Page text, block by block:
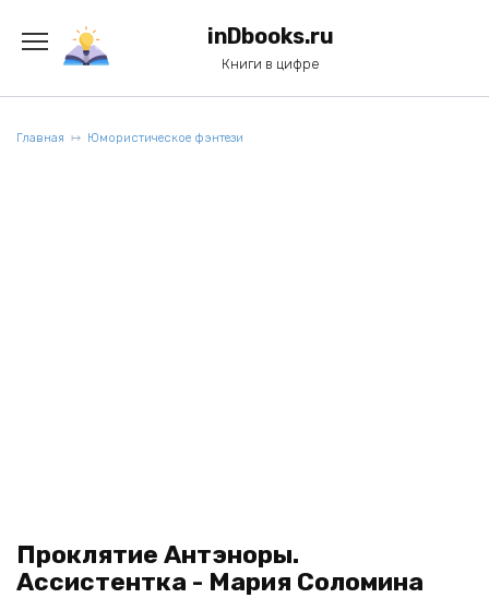
содержанию
inDbooks.ru
Книги в цифре
Главная Юмористическое фэнтези
Проклятие Антэноры.
Ассистентка - Мария Соломина